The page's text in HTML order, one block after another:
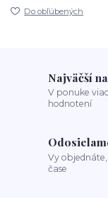
Do obľúbených
Najväčší
V ponuke
hodnotení
Vy
čase